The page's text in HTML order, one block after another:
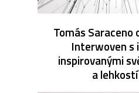
Tomás
Interwoven s
inspirovanými
a